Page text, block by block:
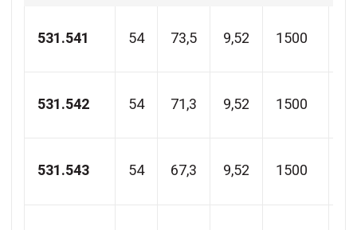
531.541 54 73,5 9,52 1500
531.542 54 71,3 9,52 1500
531.543 54 67,3 9,52 1500